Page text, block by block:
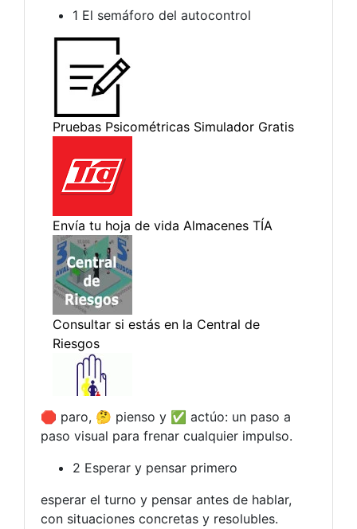
1 El semáforo del autocontrol
🛑 paro, 🤔 pienso y ✅ actúo: un paso a
paso visual para frenar cualquier impulso.
2 Esperar y pensar primero
esperar el turno y pensar antes de hablar,
con situaciones concretas y resolubles.